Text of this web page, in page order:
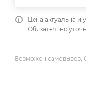
Цена актуальна и
Обязательно
Возможен самовывоз,